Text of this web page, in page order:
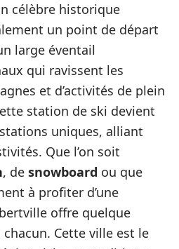
célèbre historique
un point de départ
large éventail
qui ravissent les
et d’activités de plein
station de ski devient
uniques, alliant
Que l’on soit
, de snowboard ou que
à profiter d’une
offre quelque
chacun. Cette ville est le